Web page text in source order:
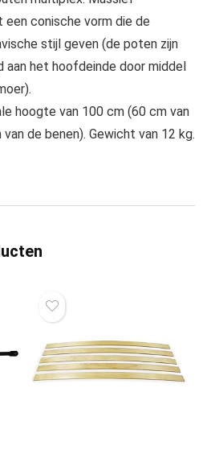
conische vorm die de
stijl geven (de poten zijn
aan het hoofdeinde door middel
hoogte van 100 cm (60 cm van
de benen). Gewicht van 12 kg.